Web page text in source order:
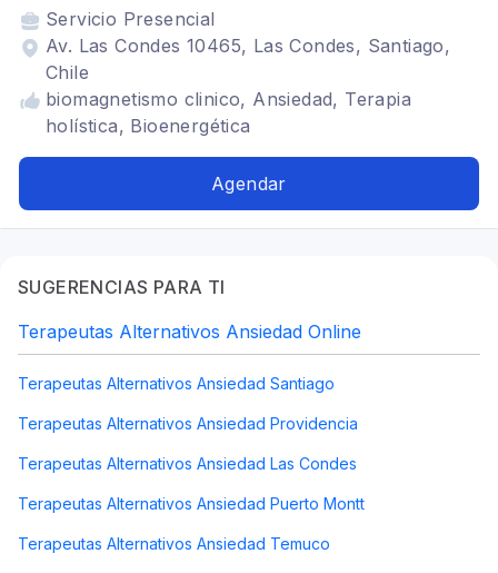
Servicio Presencial
Av. Las Condes 10465, Las Condes, Santiago,
Chile
biomagnetismo clinico, Ansiedad, Terapia
holística, Bioenergética
Agendar
SUGERENCIAS PARA TI
Terapeutas Alternativos Ansiedad Online
Terapeutas Alternativos Ansiedad Santiago
Terapeutas Alternativos Ansiedad Providencia
Terapeutas Alternativos Ansiedad Las Condes
Terapeutas Alternativos Ansiedad Puerto Montt
Terapeutas Alternativos Ansiedad Temuco